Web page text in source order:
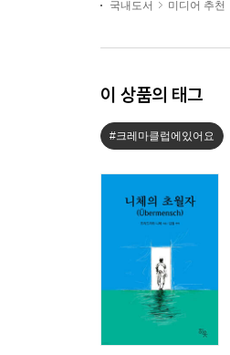
국내도서 미디어 추천
이 상품의 태그
#크레마클럽에있어요